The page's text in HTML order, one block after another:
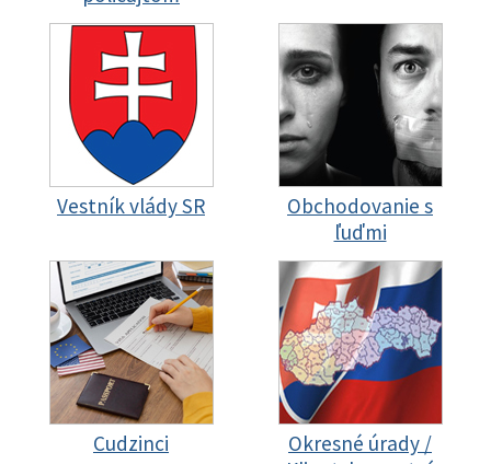
Vestník vlády SR
Obchodovanie s
ľuďmi
Cudzinci
Okresné úrady /